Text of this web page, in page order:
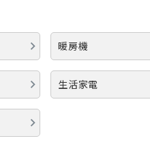
オーディオ
暖房機
生活家電